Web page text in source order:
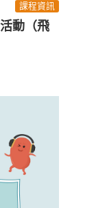
課程資訊
動（飛